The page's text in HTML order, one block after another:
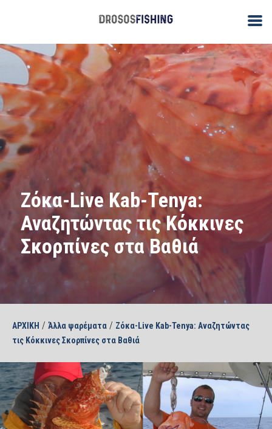
Ζόκα-Live Kab-Tenya:
Αναζητώντας τις Κόκκινες
Σκορπίνες στα Βαθιά
ΑΡΧΙΚΗ / Άλλα ψαρέματα / Ζόκα-Live Kab-Tenya: Αναζητώντας
τις Κόκκινες Σκορπίνες στα Βαθιά